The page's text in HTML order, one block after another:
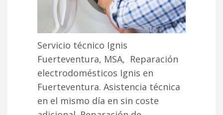
Servicio técnico Ignis
Fuerteventura, MSA, Reparación
electrodomésticos Ignis en
Fuerteventura. Asistencia técnica
en el mismo día en sin coste